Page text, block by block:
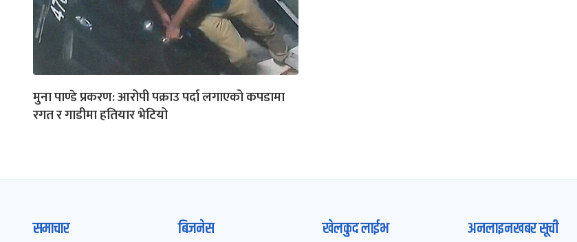
मुना पाण्डे प्रकरण: आरोपी पक्राउ पर्दा लगाएको कपडामा
रगत र गाडीमा हतियार भेटियो
समाचार बिजनेस खेलकुद लाईभ अनलाइनखबर सूची